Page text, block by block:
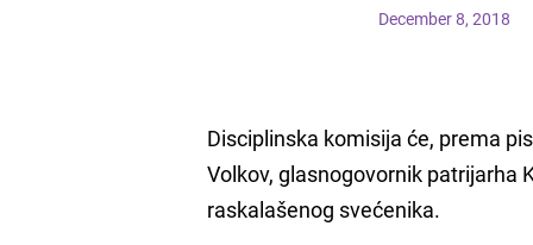
December 8, 2018
Disciplinska komisija će, prema
Volkov, glasnogovornik patrijarha
raskalašenog svećenika.